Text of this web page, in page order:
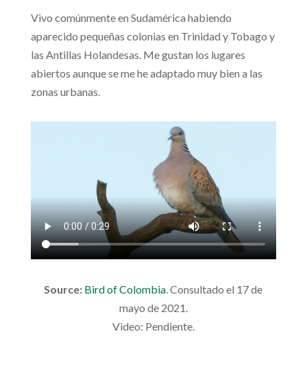
Vivo comúnmente en Sudamérica habiendo
aparecido pequeñas colonias en Trinidad y Tobago y
las Antillas Holandesas. Me gustan los lugares
abiertos aunque se me he adaptado muy bien a las
zonas urbanas.
Source: Bird of Colombia. Consultado el 17 de
mayo de 2021.
Video: Pendiente.